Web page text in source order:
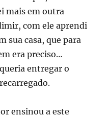
mais em outra
com ele aprendi
sua casa, que para
era preciso…
entregar o
ensinou a este